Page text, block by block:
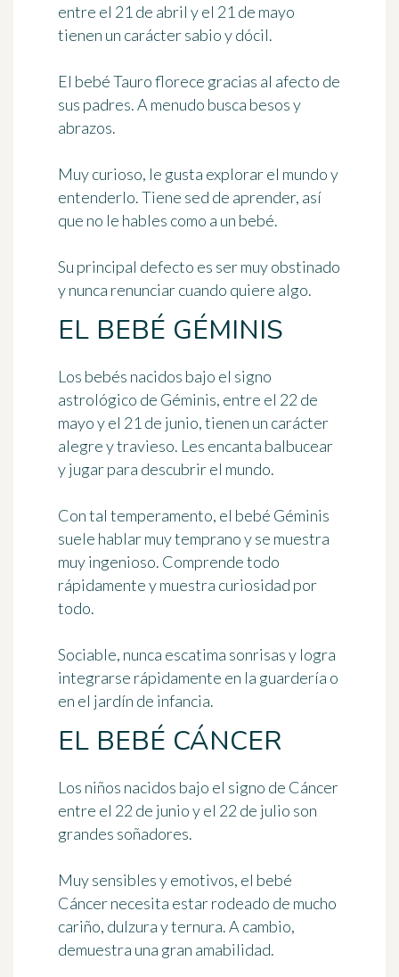
entre el 21 de abril y el 21 de mayo
tienen un carácter sabio y dócil.
El bebé Tauro florece gracias al afecto de
sus padres. A menudo busca besos y
abrazos.
Muy curioso, le gusta explorar el mundo y
entenderlo. Tiene sed de aprender, así
que no le hables como a un bebé.
Su principal defecto es ser muy obstinado
y nunca renunciar cuando quiere algo.
EL BEBÉ GÉMINIS
Los bebés nacidos bajo el signo
astrológico de Géminis, entre el 22 de
mayo y el 21 de junio, tienen un carácter
alegre y travieso. Les encanta balbucear
y jugar para descubrir el mundo.
Con tal temperamento, el bebé Géminis
suele hablar muy temprano y se muestra
muy ingenioso. Comprende todo
rápidamente y muestra curiosidad por
todo.
Sociable, nunca escatima sonrisas y logra
integrarse rápidamente en la guardería o
en el jardín de infancia.
EL BEBÉ CÁNCER
Los niños nacidos bajo el signo de Cáncer
entre el 22 de junio y el 22 de julio son
grandes soñadores.
Muy sensibles y emotivos, el bebé
Cáncer necesita estar rodeado de mucho
cariño, dulzura y ternura. A cambio,
demuestra una gran amabilidad.